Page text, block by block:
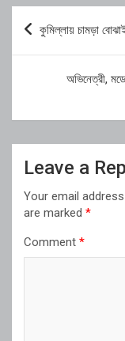
Post
navigation
কুমিল্লায় চামড়া
অভিনেত্রী,
Leave a
Your email
are marked *
Comment *